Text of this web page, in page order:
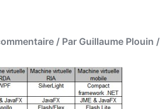
/ Par Guillaume Plouin /